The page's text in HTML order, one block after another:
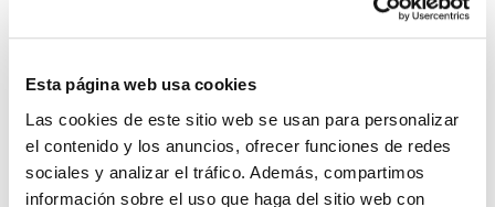
Esta página web usa cookies
Las cookies de este sitio web se usan para personalizar
el contenido y los anuncios, ofrecer funciones de redes
sociales y analizar el tráfico. Además, compartimos
información sobre el uso que haga del sitio web con
estableció que la luz no subiría más del 2% al año. En
teoría,esto no cubría los costes de producción, así que
que nunca se ha auditado, porque falta un mecanismo
transparente para ello. Muchas personas tenemos la
sospecha de que en realidad no hay un déficit
acumulado, sino grandes ganancias usando como
excusa ese supuesto déficit. Es decir, las eléctricas no